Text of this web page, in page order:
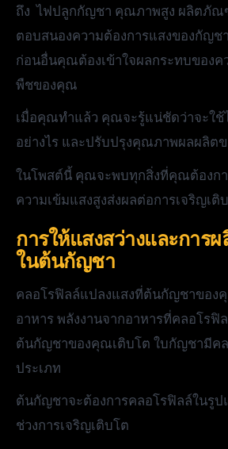
ถึง ไฟปลูกกัญชา คุณภาพสูง ผลิตภัณ
ตอบสนองความต้องการแสงของกัญช
ก่อนอื่นคุณต้องเข้าใจผลกระทบของค
พืชของคุณ
เมื่อคุณทำแล้ว คุณจะรู้แน่ชัดว่าจะใ
อย่างไร และปรับปรุงคุณภาพผลผลิต
ในโพสต์นี้ คุณจะพบทุกสิ่งที่คุณต้องกา
ความเข้มแสงสูงส่งผลต่อการเจริญเ
การให้แสงสว่างและการ
ในต้นกัญชา
คลอโรฟิลล์แปลงแสงที่ต้นกัญชาของ
อาหาร พลังงานจากอาหารที่คลอโรฟิ
ต้นกัญชาของคุณเติบโต ใบกัญชามีค
ประเภท
ต้นกัญชาจะต้องการคลอโรฟิลล์ในรู
ช่วงการเจริญเติบโต